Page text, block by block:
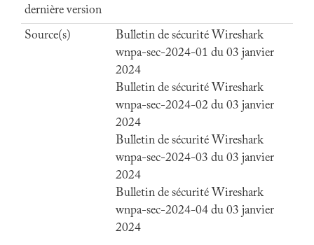
dernière version
Source(s)
Bulletin de sécurité Wireshark
wnpa-sec-2024-01 du 03 janvier
2024
Bulletin de sécurité Wireshark
wnpa-sec-2024-02 du 03 janvier
2024
Bulletin de sécurité Wireshark
wnpa-sec-2024-03 du 03 janvier
2024
Bulletin de sécurité Wireshark
wnpa-sec-2024-04 du 03 janvier
2024